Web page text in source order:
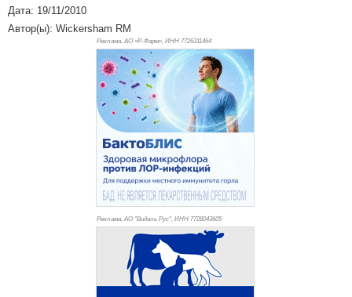
Дата: 19/11/2010
Автор(ы): Wickersham RM
Реклама. АО «Р-Фарм», ИНН 7726311464
Реклама. АО "Видаль Рус", ИНН 7728043605